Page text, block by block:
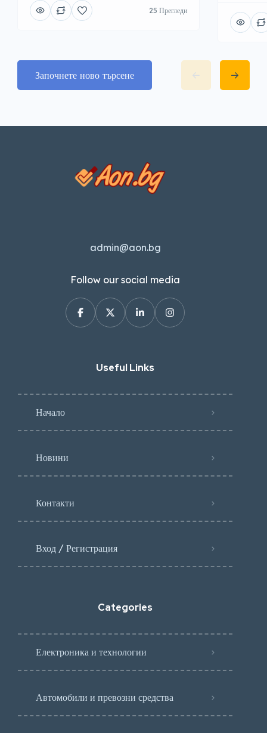
25 Прегледи
Започнете ново търсене
admin@aon.bg
Follow our social media
Useful Links
Начало
Новини
Контакти
Вход / Регистрация
Categories
Електроника и технологии
Автомобили и превозни средства